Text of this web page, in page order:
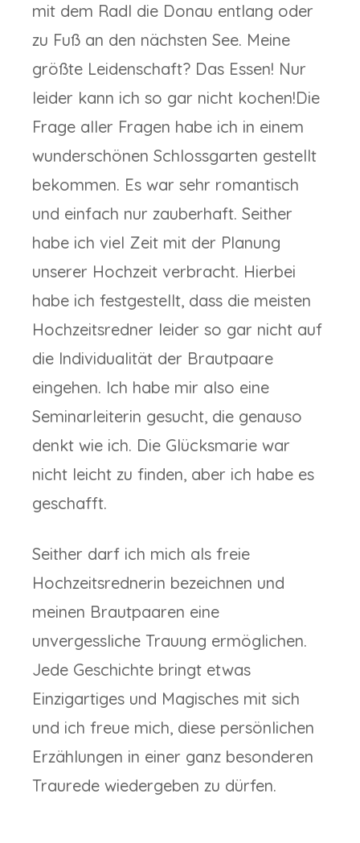
mit dem Radl die Donau entlang oder
zu Fuß an den nächsten See. Meine
größte Leidenschaft? Das Essen! Nur
leider kann ich so gar nicht kochen!Die
Frage aller Fragen habe ich in einem
wunderschönen Schlossgarten gestellt
bekommen. Es war sehr romantisch
und einfach nur zauberhaft. Seither
habe ich viel Zeit mit der Planung
unserer Hochzeit verbracht. Hierbei
habe ich festgestellt, dass die meisten
Hochzeitsredner leider so gar nicht auf
die Individualität der Brautpaare
eingehen. Ich habe mir also eine
Seminarleiterin gesucht, die genauso
denkt wie ich. Die Glücksmarie war
nicht leicht zu finden, aber ich habe es
geschafft.
Seither darf ich mich als freie
Hochzeitsrednerin bezeichnen und
meinen Brautpaaren eine
unvergessliche Trauung ermöglichen.
Jede Geschichte bringt etwas
Einzigartiges und Magisches mit sich
und ich freue mich, diese persönlichen
Erzählungen in einer ganz besonderen
Traurede wiedergeben zu dürfen.